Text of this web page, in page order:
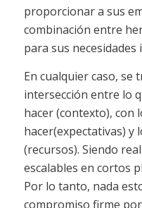
proporcionar a sus
combinación entre
para sus necesidades
En cualquier caso, se
intersección entre lo
hacer (contexto), con
hacer(expectativas) y
(recursos). Siendo
escalables en cortos
Por lo tanto, nada
compromiso firme